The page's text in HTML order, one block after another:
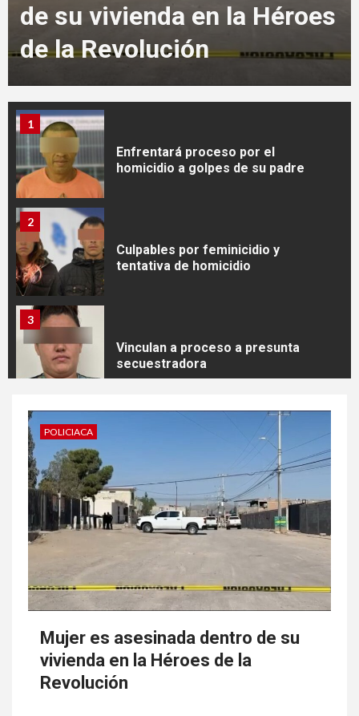
de su vivienda en la Héroes
de la Revolución
5
Giran orden de aprehensión
1
Enfrentará proceso por el
homicidio a golpes de su padre
2
Culpables por feminicidio y
tentativa de homicidio
3
Vinculan a proceso a presunta
secuestradora
4
Mesa de Seguridad y Justicia
5
Giran orden de aprehensión
contra presuntos homicidas
1
Enfrentará proceso por el
homicidio a golpes de su padre
POLICIACA
Mujer es asesinada dentro de su
vivienda en la Héroes de la
Revolución